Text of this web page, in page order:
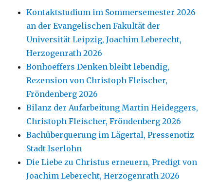
Kontaktstudium im Sommersemester 2026
an der Evangelischen Fakultät der
Universität Leipzig, Joachim Leberecht,
Herzogenrath 2026
Bonhoeffers Denken bleibt lebendig,
Rezension von Christoph Fleischer,
Fröndenberg 2026
Bilanz der Aufarbeitung Martin Heideggers,
Christoph Fleischer, Fröndenberg 2026
Bachüberquerung im Lägertal, Pressenotiz
Stadt Iserlohn
Die Liebe zu Christus erneuern, Predigt von
Joachim Leberecht, Herzogenrath 2026